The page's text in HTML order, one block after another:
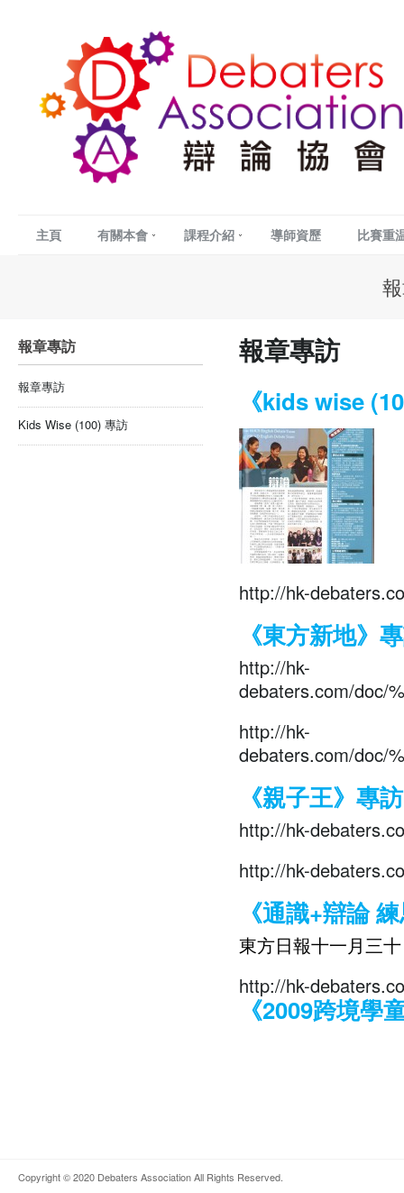
主頁 有關本會 課程介紹 導師資歷 比賽重
報章專訪
報章專訪
Kids Wise (100) 專訪
報章專訪
《kids wise
http://hk-
《東方新地》
http://hk-
debaters.com/doc/
http://hk-
debaters.com/doc/
《親子王》專訪
http://hk-
http://hk-
《通識+辯論
東方日報十一月三
http://hk-
《2009跨境學
Copyright © 2020 Debaters AssociationAll Rights Reserved.